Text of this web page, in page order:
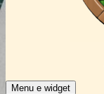
Menu e widget